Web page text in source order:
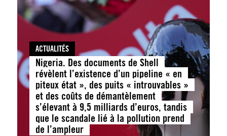
ACTUALITÉS
Nigeria. Des documents de Shell
révèlent l’existence d’un pipeline « en
piteux état », des puits « introuvables »
et des coûts de démantèlement
s’élevant à 9,5 milliards d’euros, tandis
que le scandale lié à la pollution prend
de l’ampleur